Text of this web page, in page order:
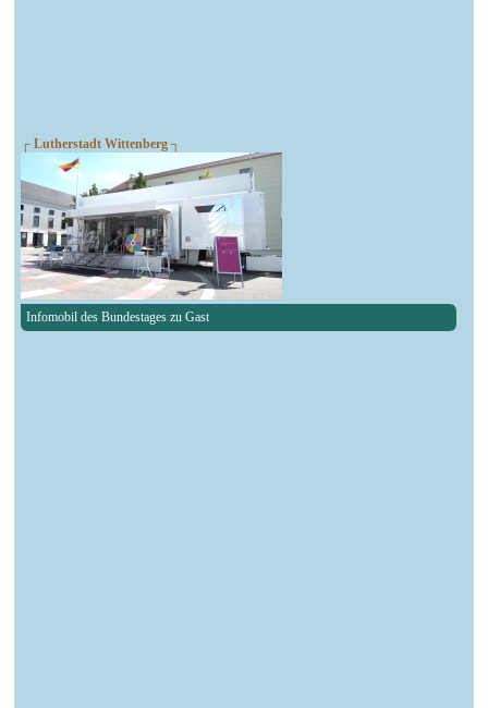
┌ Lutherstadt Wittenberg ┐
Infomobil des Bundestages zu Gast